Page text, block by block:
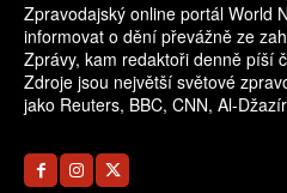
Zpravodajský online portál World
informovat o dění převážně ze
Zprávy, kam redaktoři denně píší
Zdroje jsou největší světové
jako Reuters, BBC, CNN, Al-